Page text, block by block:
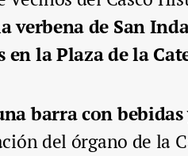
verbena de San
en la Plaza de la
barra con
del órgano de la